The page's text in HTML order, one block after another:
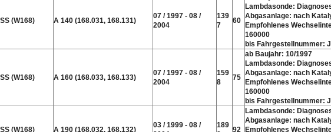
(W168) A 140 (168.031, 168.131)
07 / 1997 - 08 /
2004
139
7
60
Lambdasonde:
Abgasanlage: nach
Empfohlenes
160000
bis Fahrgestellnummer:
(W168) A 160 (168.033, 168.133)
07 / 1997 - 08 /
2004
159
8
75
ab Baujahr: 10/1997
Lambdasonde:
Abgasanlage: nach
Empfohlenes
160000
bis Fahrgestellnummer:
(W168) A 190 (168.032, 168.132)
03 / 1999 - 08 /
189
92
Lambdasonde:
Abgasanlage: nach
Empfohlenes